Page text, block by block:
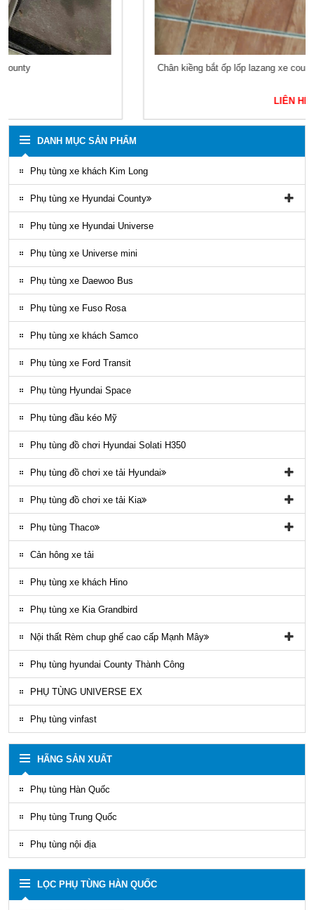
Chân kiềng bắt ốp lốp lazang xe county 29 chỗ mobis 5295146051
DANH MỤC SẢN PHẨM
Phụ tùng xe khách Kim Long
Phụ tùng xe Hyundai County
Phụ tùng vỏ xe County
Phụ kiện ghế county
Gioăng County
Phụ tùng gầm máy County
Ốp nhựa ngoại thất County
ĐÈN LED COUNTY
Nội thất County
Ngoại thất County
Phụ tùng điều hòa County
Phụ tùng xe Hyundai Universe
Phụ tùng xe Universe mini
Phụ tùng xe Daewoo Bus
Phụ tùng xe Fuso Rosa
Phụ tùng xe khách Samco
Phụ tùng xe Ford Transit
Phụ tùng Hyundai Space
Phụ tùng đầu kéo Mỹ
Phụ tùng đồ chơi Hyundai Solati H350
Phụ tùng đồ chơi xe tải Hyundai
Phụ tùng đồ chơi xe tải Hyundai HD65, HD72
Phụ tùng Trago
Phụ tung hyundai mighty ex8
Phụ tùng đồ chơi xe tải Kia
Phụ tùng đồ chơi kia Bongo
Phụ tùng Kia K3000
Phụ tùng Thaco
Phụ tùng vỏ xe khách Thaco
Phụ tùng gầm máy xe khách Thaco
Cản hông xe tải
Phụ tùng xe khách Hino
Phụ tùng xe Kia Grandbird
Nội thất Rèm chup ghế cao cấp Mạnh Mây
Rèm áo ghế xe County Mạnh Mây
Phụ tùng hyundai County Thành Công
PHỤ TÙNG UNIVERSE EX
Phụ tùng vinfast
HÃNG SẢN XUẤT
Phụ tùng Hàn Quốc
Phụ tùng Trung Quốc
Phụ tùng nội địa
LỌC PHỤ TÙNG HÀN QUỐC